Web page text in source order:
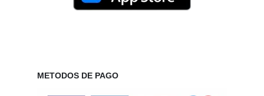
METODOS DE PAGO